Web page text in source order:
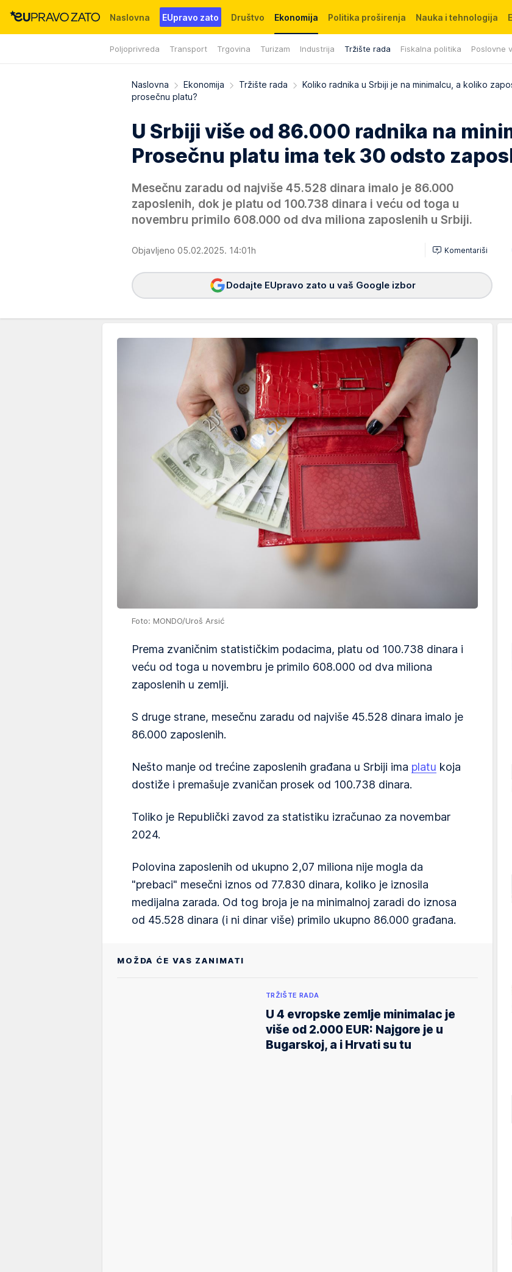
Naslovna EUpravo zato Društvo Ekonomija
Poljoprivreda Transport Trgovina Turizam Industrija Tržište rada Fiskalna politika Poslovne
Politika proširenja Nauka i tehnologija
Događaji News WMG fondacija
Naslovna Ekonomija Tržište rada
Koliko radnika u Srbiji je na minimalcu, a koliko
prosečnu platu?
U Srbiji više od 86.000 radnika na
Prosečnu platu ima tek 30 odsto
Mesečnu zaradu od najviše 45.528 dinara imalo je 86.000
zaposlenih, dok je platu od 100.738 dinara i veću od toga u
novembru primilo 608.000 od dva miliona zaposlenih u Srbiji.
Objavljeno 05.02.2025. 14:01h Komentariši
Dodajte EUpravo zato u vaš Google izbor
Foto: MONDO/Uroš Arsić
Prema zvaničnim statističkim podacima, platu od 100.738 dinara i
veću od toga u novembru je primilo 608.000 od dva miliona
zaposlenih u zemlji.
S druge strane, mesečnu zaradu od najviše 45.528 dinara imalo je
86.000 zaposlenih.
Nešto manje od trećine zaposlenih građana u Srbiji ima platu koja
dostiže i premašuje zvaničan prosek od 100.738 dinara.
Toliko je Republički zavod za statistiku izračunao za novembar
2024.
Polovina zaposlenih od ukupno 2,07 miliona nije mogla da
"prebaci" mesečni iznos od 77.830 dinara, koliko je iznosila
medijalna zarada. Od tog broja je na minimalnoj zaradi do iznosa
od 45.528 dinara (i ni dinar više) primilo ukupno 86.000 građana.
MOŽDA ĆE VAS ZANIMATI
TRŽIŠTE RADA
U 4 evropske zemlje minimalac je
više od 2.000 EUR: Najgore je u
Bugarskoj, a i Hrvati su tu